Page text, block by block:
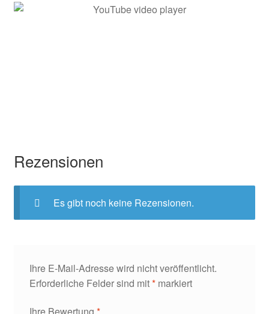
Rezensionen
Es gibt noch keine Rezensionen.
Ihre E-Mail-Adresse wird nicht veröffentlicht.
Erforderliche Felder sind mit*markiert